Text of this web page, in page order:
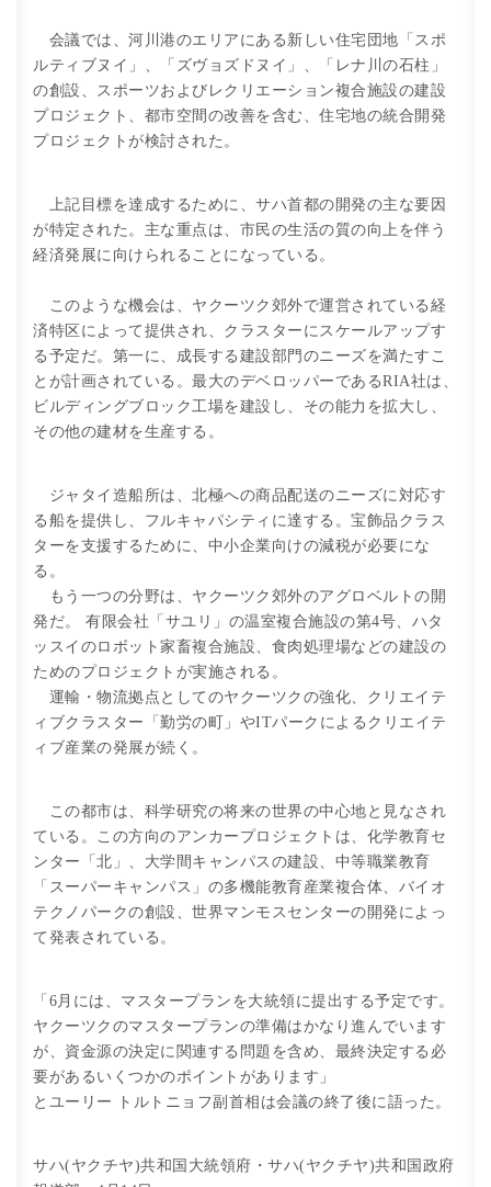
会議では、河川港のエリアにある新しい住宅団地「スポ
ルティブヌイ」、「ズヴョズドヌイ」、「レナ川の石柱」
の創設、スポーツおよびレクリエーション複合施設の建設
プロジェクト、都市空間の改善を含む、住宅地の統合開発
プロジェクトが検討された。
上記目標を達成するために、サハ首都の開発の主な要因
が特定された。主な重点は、市民の生活の質の向上を伴う
経済発展に向けられることになっている。
このような機会は、ヤクーツク郊外で運営されている経
済特区によって提供され、クラスターにスケールアップす
る予定だ。第一に、成長する建設部門のニーズを満たすこ
とが計画されている。最大のデベロッパーであるRIA社は、
ビルディングブロック工場を建設し、その能力を拡大し、
その他の建材を生産する。
ジャタイ造船所は、北極への商品配送のニーズに対応す
る船を提供し、フルキャパシティに達する。宝飾品クラス
ターを支援するために、中小企業向けの減税が必要にな
る。
もう一つの分野は、ヤクーツク郊外のアグロベルトの開
発だ。 有限会社「サユリ」の温室複合施設の第4号、ハタ
ッスイのロボット家畜複合施設、食肉処理場などの建設の
ためのプロジェクトが実施される。
運輸・物流拠点としてのヤクーツクの強化、クリエイテ
ィブクラスター「勤労の町」やITパークによるクリエイテ
ィブ産業の発展が続く。
この都市は、科学研究の将来の世界の中心地と見なされ
ている。この方向のアンカープロジェクトは、化学教育セ
ンター「北」、大学間キャンパスの建設、中等職業教育
「スーパーキャンパス」の多機能教育産業複合体、バイオ
テクノパークの創設、世界マンモスセンターの開発によっ
て発表されている。
「6月には、マスタープランを大統領に提出する予定です。
ヤクーツクのマスタープランの準備はかなり進んでいます
が、資金源の決定に関連する問題を含め、最終決定する必
要があるいくつかのポイントがあります」
とユーリー トルトニョフ副首相は会議の終了後に語った。
サハ(ヤクチヤ)共和国大統領府・サハ(ヤクチヤ)共和国政府